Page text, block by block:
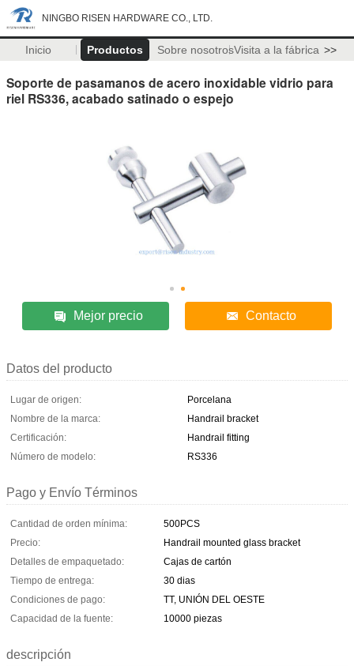
NINGBO RISEN HARDWARE CO., LTD.
Inicio Productos Sobre nosotrosVisita a la fábrica >>
Soporte de pasamanos de acero inoxidable vidrio para
riel RS336, acabado satinado o espejo
Mejor precio Contacto
Datos del producto
Lugar de origen:
Porcelana
Nombre de la marca:
Handrail bracket
Certificación:
Handrail fitting
Número de modelo:
RS336
Pago y Envío Términos
Cantidad de orden mínima:
500PCS
Precio:
Handrail mounted glass bracket
Detalles de empaquetado:
Cajas de cartón
Tiempo de entrega:
30 dias
Condiciones de pago:
TT, UNIÓN DEL OESTE
Capacidad de la fuente:
10000 piezas
descripción